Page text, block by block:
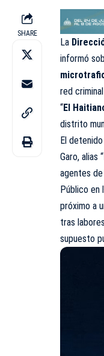
SHARE
La
informó
red
“El
distrito
El
Garo, alias “
agentes
Público en
próximo a
tras
supuesto